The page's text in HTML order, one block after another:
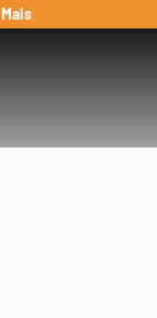
Mais